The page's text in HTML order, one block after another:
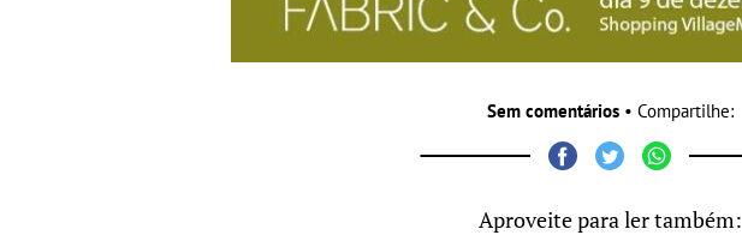
Sem comentários• Compartilhe:
Aproveite para ler também: